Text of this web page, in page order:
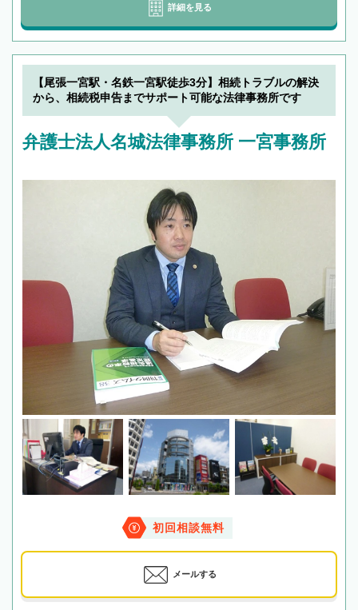
詳細を見る
【尾張一宮駅・名鉄一宮駅徒歩3分】相続トラブルの解決
から、相続税申告までサポート可能な法律事務所です
弁護士法人名城法律事務所 一宮事務所
初回相談無料
メールする